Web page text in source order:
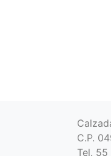
C.P.
Tel.